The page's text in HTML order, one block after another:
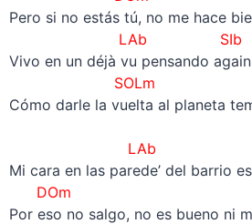
Pero si no estás tú, no me hace
LAb SIb
Vivo en un déjà vu pensando again
SOLm
Cómo darle la vuelta al planeta
LAb
Mi cara en las parede’ del barrio
DOm
Por eso no salgo, no es bueno ni